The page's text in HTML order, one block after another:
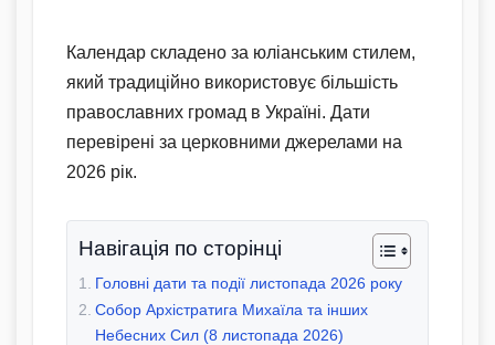
Календар складено за юліанським стилем,
який традиційно використовує більшість
православних громад в Україні. Дати
перевірені за церковними джерелами на
2026 рік.
Навігація по сторінці
Головні дати та події листопада 2026 року
Собор Архістратига Михаїла та інших
Небесних Сил (8 листопада 2026)